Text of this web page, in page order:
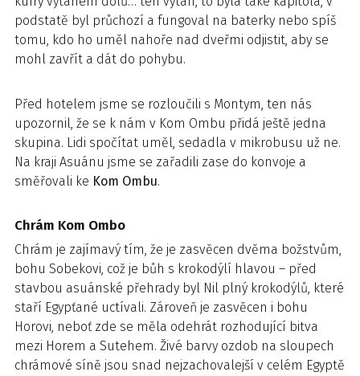
podstatě byl průchozí a fungoval na baterky nebo spíš
tomu, kdo ho uměl nahoře nad dveřmi odjistit, aby se
mohl zavřít a dát do pohybu.
Před hotelem jsme se rozloučili s Montym, ten nás
upozornil, že se k nám v Kom Ombu přidá ještě jedna
skupina. Lidi spočítat uměl, sedadla v mikrobusu už ne.
Na kraji Asuánu jsme se zařadili zase do konvoje a
směřovali ke Kom Ombu.
Chrám Kom Ombo
Chrám je zajímavý tím, že je zasvěcen dvěma božstvům,
bohu Sobekovi, což je bůh s krokodýlí hlavou – před
stavbou asuánské přehrady byl Nil plný krokodýlů, které
staří Egypťané uctívali. Zároveň je zasvěcen i bohu
Horovi, neboť zde se měla odehrát rozhodující bitva
mezi Horem a Sutehem. Živé barvy ozdob na sloupech
chrámové síně jsou snad nejzachovalejší v celém Egyptě